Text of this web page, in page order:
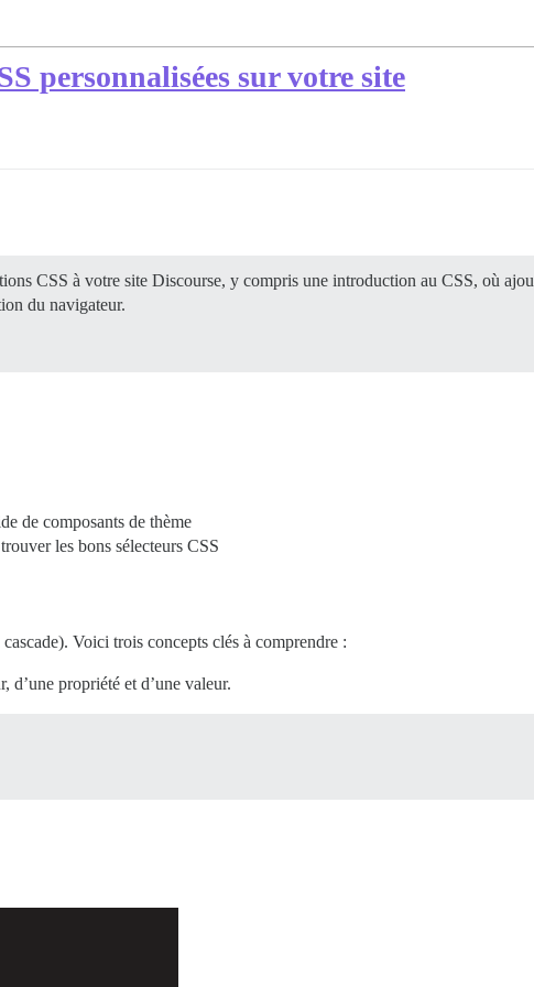
personnalisées sur votre site
CSS à votre site Discourse, y compris une introduction au CSS, où
du navigateur.
de composants de thème
les bons sélecteurs CSS
Voici trois concepts clés à comprendre :
d’une propriété et d’une valeur.